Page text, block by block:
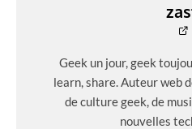
Geek un jour, geek
learn, share. Auteur web
de culture geek, de
nouvelles